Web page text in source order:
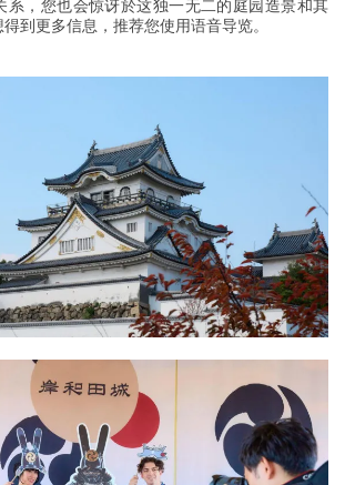
系，您也会惊讶於这独一无二的庭园造景和其
到更多信息，推荐您使用语音导览。